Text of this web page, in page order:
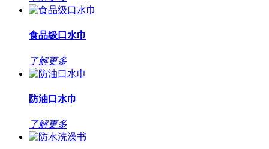
食品级口水巾
了解更多
防油口水巾
了解更多